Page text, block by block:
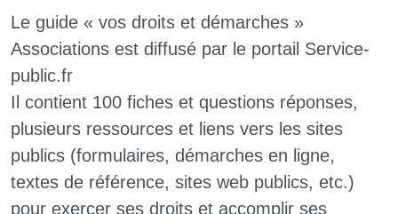
Le guide « vos droits et démarches »
Associations est diffusé par le portail Service-
public.fr
Il contient 100 fiches et questions réponses,
plusieurs ressources et liens vers les sites
publics (formulaires, démarches en ligne,
textes de référence, sites web publics, etc.)
pour exercer ses droits et accomplir ses